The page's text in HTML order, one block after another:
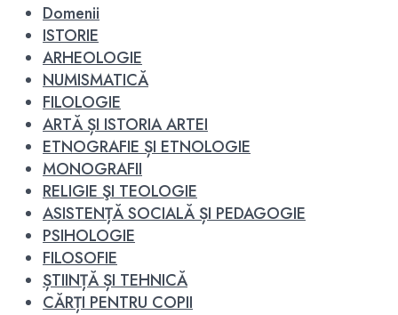
Domenii
ISTORIE
ARHEOLOGIE
NUMISMATICĂ
FILOLOGIE
ARTĂ ȘI ISTORIA ARTEI
ETNOGRAFIE ȘI ETNOLOGIE
MONOGRAFII
RELIGIE ŞI TEOLOGIE
ASISTENȚĂ SOCIALĂ ȘI PEDAGOGIE
PSIHOLOGIE
FILOSOFIE
ȘTIINȚĂ ȘI TEHNICĂ
CĂRȚI PENTRU COPII